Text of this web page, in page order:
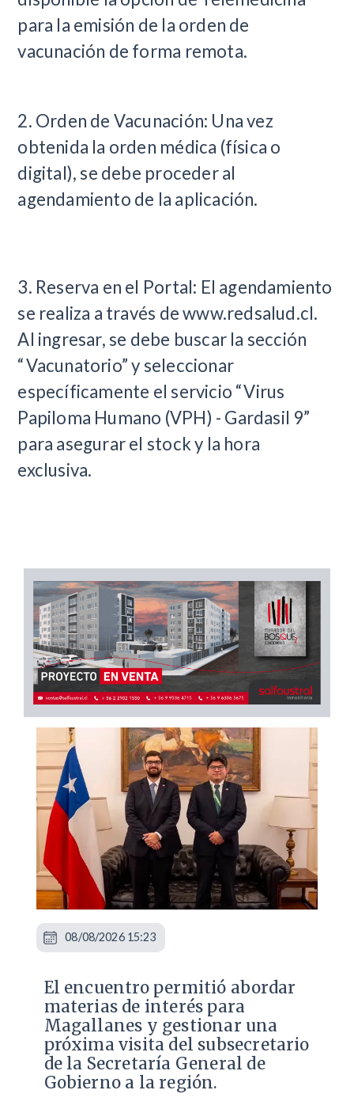
para la emisión de la orden de
vacunación de forma remota.
2. Orden de Vacunación: Una vez
obtenida la orden médica (física o
digital), se debe proceder al
agendamiento de la aplicación.
3. Reserva en el Portal: El agendamiento
se realiza a través de www.redsalud.cl.
Al ingresar, se debe buscar la sección
“Vacunatorio” y seleccionar
específicamente el servicio “Virus
Papiloma Humano (VPH) - Gardasil 9”
para asegurar el stock y la hora
exclusiva.
El encuentro permitió abordar
materias de interés para
Magallanes y gestionar una
próxima visita del subsecretario
de la Secretaría General de
Gobierno a la región.
08/08/2026 15:23